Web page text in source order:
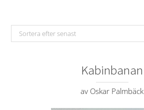
Sortera efter senast
Kabinbanan
av Oskar Palmbäck